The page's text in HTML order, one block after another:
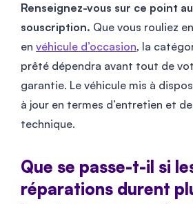
Renseignez-vous sur ce point
souscription. Que vous rouliez
en véhicule d’occasion, la
prêté dépendra avant tout de
garantie. Le véhicule mis à
à jour en termes d’entretien et
technique.
Que se passe-t-il si
réparations durent